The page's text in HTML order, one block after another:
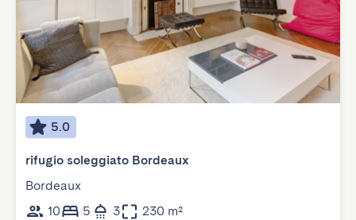
5.0
rifugio soleggiato Bordeaux
Bordeaux
10
5 3 230 m²